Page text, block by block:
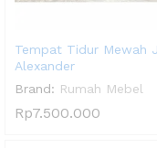
Tempat Tidur Mewah
Alexander
Brand: Rumah Mebel
Rp7.500.000